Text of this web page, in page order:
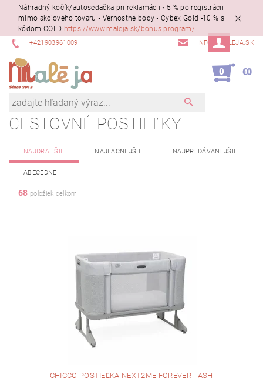
Náhradný kočík/autosedačka pri reklamácii • 5 % po registrácii
mimo akciového tovaru • Vernostné body • Cybex Gold -10 % s
kódom GOLD https://www.maleja.sk/bonus-program/
+421903961009 INFO@MALEJA.SK
0 €0
CESTOVNÉ POSTIEĽKY
NAJDRAHŠIE NAJLACNEJŠIE NAJPREDÁVANEJŠIE
ABECEDNE
68 položiek celkom
CHICCO POSTIEĽKA NEXT2ME FOREVER - ASH